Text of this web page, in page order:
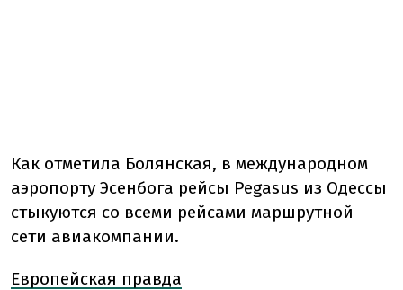
Как отметила Болянская, в международном
аэропорту Эсенбога рейсы Pegasus из Одессы
стыкуются со всеми рейсами маршрутной
сети авиакомпании.
Европейская правда